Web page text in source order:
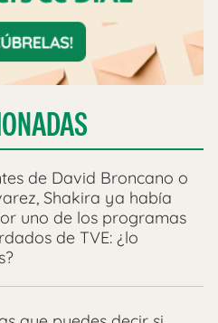
de David Broncano o
Shakira ya había
uno de los programas
de TVE: ¿lo